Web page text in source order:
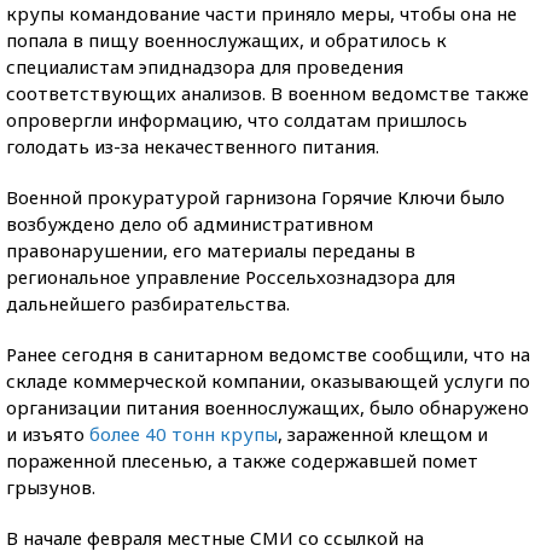
крупы командование части приняло меры, чтобы она не
попала в пищу военнослужащих, и обратилось к
специалистам эпиднадзора для проведения
соответствующих анализов. В военном ведомстве также
опровергли информацию, что солдатам пришлось
голодать из-за некачественного питания.
Военной прокуратурой гарнизона Горячие Ключи было
возбуждено дело об административном
правонарушении, его материалы переданы в
региональное управление Россельхознадзора для
дальнейшего разбирательства.
Ранее сегодня в санитарном ведомстве сообщили, что на
складе коммерческой компании, оказывающей услуги по
организации питания военнослужащих, было обнаружено
и изъято более 40 тонн крупы, зараженной клещом и
пораженной плесенью, а также содержавшей помет
грызунов.
В начале февраля местные СМИ со ссылкой на